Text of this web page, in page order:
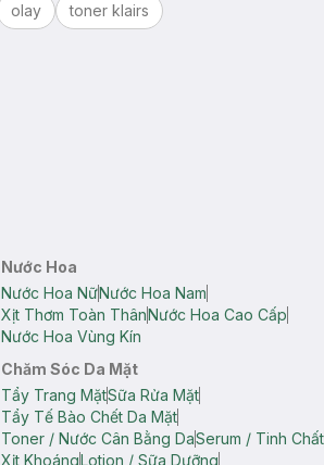
olay toner klairs
Nước Hoa
Nước Hoa NữNước Hoa Nam
Xịt Thơm Toàn ThânNước Hoa Cao Cấp
Nước Hoa Vùng Kín
Chăm Sóc Da Mặt
Tẩy Trang MặtSữa Rửa Mặt
Tẩy Tế Bào Chết Da Mặt
Toner / Nước Cân Bằng DaSerum / Tinh Chất
Xịt KhoángLotion / Sữa Dưỡng